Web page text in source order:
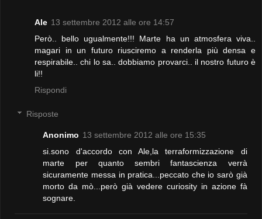
Ale 13 settembre 2012 alle ore 14:57
Però.. bello ugualmente!!! Marte ha un atmosfera viva..
magari in un futuro riusciremo a renderla più densa e
respirabile.. chi lo sa.. dobbiamo provarci.. il nostro futuro è
li!!
Rispondi
Risposte
Anonimo 13 settembre 2012 alle ore 15:35
si.sono d'accordo con Ale,la terraformizzazione di
marte per quanto sembri fantascienza verrà
sicuramente messa in pratica...peccato che io sarò già
morto da mò...però già vedere curiosity in azione fà
sognare.